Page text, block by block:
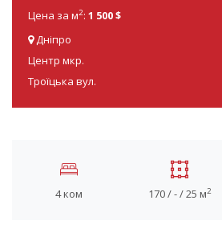
Цена за м2: 1 500 $
Дніпро
Центр мкр.
Троїцька вул.
4 ком 170 / - / 25 м2